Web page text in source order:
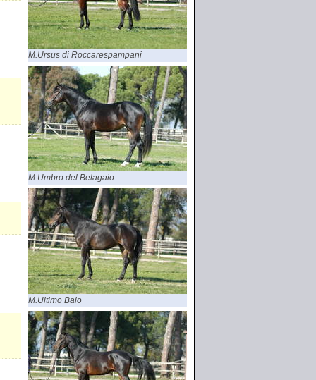
M.Ursus di Roccarespampani
M.Umbro del Belagaio
M.Ultimo Baio